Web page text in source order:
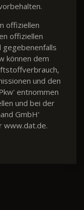
offiziellen
offiziellen
gegebenenfalls
können dem
und den
entnommen
und bei der
GmbH'
www.dat.de.